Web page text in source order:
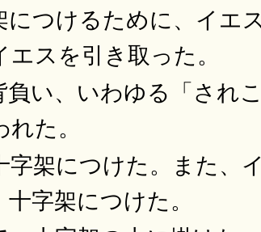
つけるために、イエ
スを引き取った。
い、いわゆる「され
た。
架につけた。また、
字架につけた。